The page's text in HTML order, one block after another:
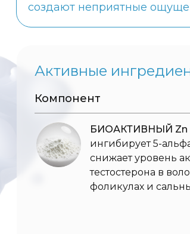
создают неприятные
Компонент
БИОАКТИВНЫЙ Zn
ингибирует 5-
снижает уровень
тестостерона в
фоликулах и
Активные